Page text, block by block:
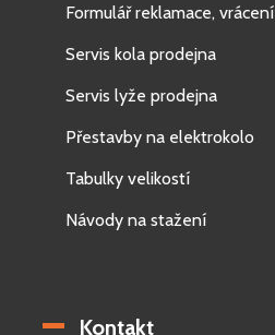
Formulář reklamace, vrácení
Servis kola prodejna
Servis lyže prodejna
Přestavby na elektrokolo
Tabulky velikostí
Návody na stažení
Kontakt